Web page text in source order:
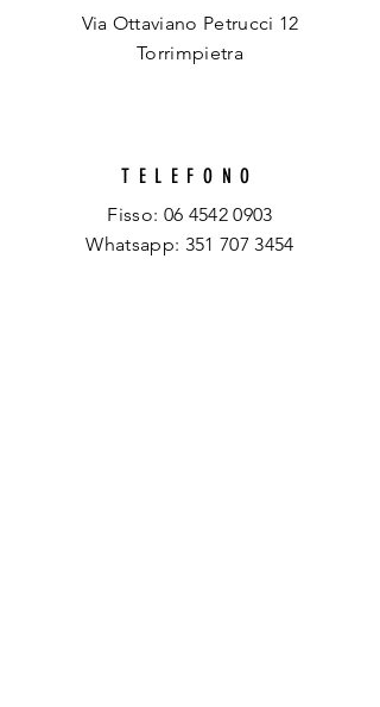
Via Ottaviano Petrucci 12
Torrimpietra
TELEFONO
Fisso: 06 4542 0903
Whatsapp: 351 707 3454